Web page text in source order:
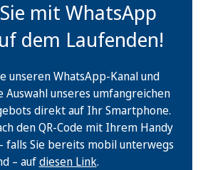
mit WhatsApp
dem Laufenden!
unseren WhatsApp-Kanal und
Auswahl unseres umfangreichen
direkt auf Ihr Smartphone.
den QR-Code mit Ihrem Handy
falls Sie bereits mobil unterwegs
– aufdiesen Link.